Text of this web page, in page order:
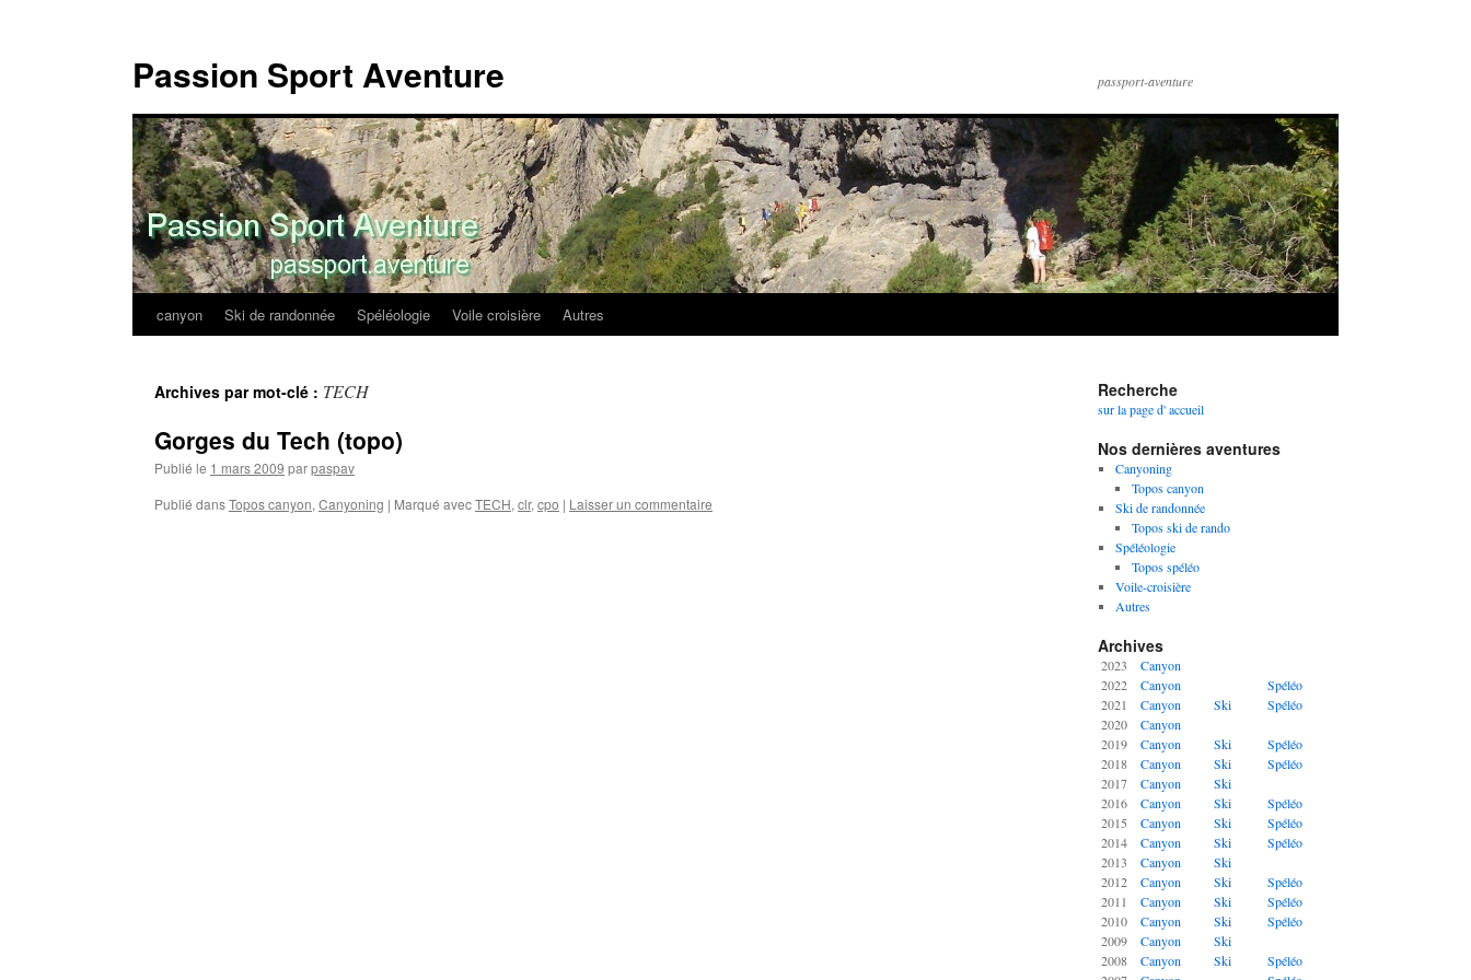
Passion Sport Aventure passport-aventure
Aller
contenu
canyon Ski de randonnée Spéléologie Voile croisière Autres
Archives par mot-clé : TECH
Gorges du Tech (topo)
Publié le 1 mars 2009 parpaspav
Publié dansTopos canyon, Canyoning | Marqué avecTECH, clr, cpo | Laisser un commentaire
Recherche
sur la page d' accueil
Nos dernières aventures
Canyoning
Topos canyon
Ski de randonnée
Topos ski de rando
Spéléologie
Topos spéléo
Voile-croisière
Autres
Archives
2023
Canyon
2022
Canyon
Spéléo
2021
Canyon Ski
Spéléo
2020
Canyon
2019
Canyon Ski
Spéléo
2018
Canyon Ski
Spéléo
2017
Canyon
Ski
2016
Canyon Ski
Spéléo
2015
Canyon Ski
Spéléo
2014
Canyon Ski
Spéléo
2013
Canyon
Ski
2012
Canyon Ski
Spéléo
2011
Canyon Ski
Spéléo
2010
Canyon Ski
Spéléo
2009
Canyon
Ski
2008
Canyon Ski
Spéléo